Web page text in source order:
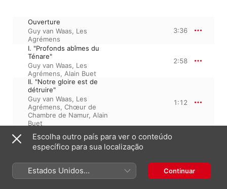
Ouverture
Guy van Waas, Les
Agrémens
3:36
I. "Profonds abîmes du
Ténare"
Guy van Waas, Les
Agrémens, Alain Buet
2:58
II. "Notre gloire est de
détruire"
Guy van Waas, Les
Agrémens, Chœur de
Chambre de Namur, Alain
Buet
1:12
outrage"
Alain Buet,Guy van Waas,
I. Air pour les démons et les
héros
1:58
Escolha outro país para ver o conteúdo
específico para sua localização
Estados Unidos
(Português Brasil)
Continuar